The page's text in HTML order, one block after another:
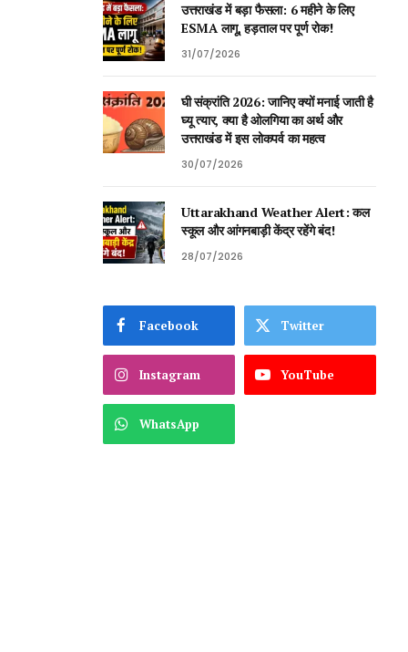
उत्तराखंड में बड़ा फैसला: 6 महीने के लिए
ESMA लागू, हड़ताल पर पूर्ण रोक!
31/07/2026
घी संक्रांति 2026: जानिए क्यों मनाई जाती है
घ्यू त्यार, क्या है ओलगिया का अर्थ और
उत्तराखंड में इस लोकपर्व का महत्व
30/07/2026
Uttarakhand Weather Alert: कल
स्कूल और आंगनबाड़ी केंद्र रहेंगे बंद!
28/07/2026
Facebook Twitter
Instagram YouTube
WhatsApp